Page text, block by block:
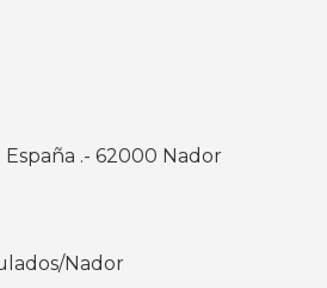
España .- 62000 Nador
Nador